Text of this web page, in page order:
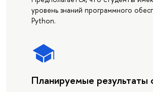
уровень знаний программного
Python.
Планируемые результаты